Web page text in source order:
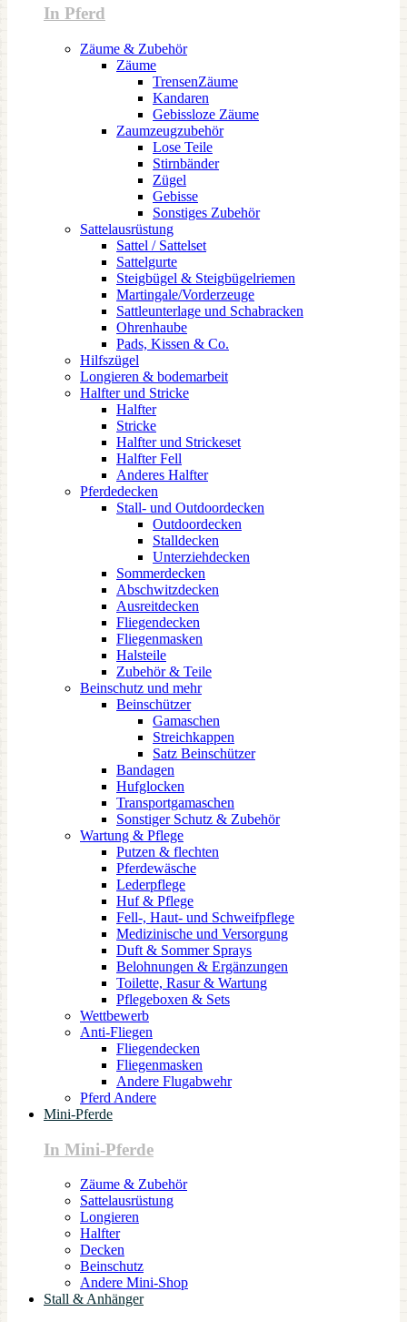
In Pferd
Zäume & Zubehör
Zäume
TrensenZäume
Kandaren
Gebissloze Zäume
Zaumzeugzubehör
Lose Teile
Stirnbänder
Zügel
Gebisse
Sonstiges Zubehör
Sattelausrüstung
Sattel / Sattelset
Sattelgurte
Steigbügel & Steigbügelriemen
Martingale/Vorderzeuge
Sattleunterlage und Schabracken
Ohrenhaube
Pads, Kissen & Co.
Hilfszügel
Longieren & bodemarbeit
Halfter und Stricke
Halfter
Stricke
Halfter und Strickeset
Halfter Fell
Anderes Halfter
Pferdedecken
Stall- und Outdoordecken
Outdoordecken
Stalldecken
Unterziehdecken
Sommerdecken
Abschwitzdecken
Ausreitdecken
Fliegendecken
Fliegenmasken
Halsteile
Zubehör & Teile
Beinschutz und mehr
Beinschützer
Gamaschen
Streichkappen
Satz Beinschützer
Bandagen
Hufglocken
Transportgamaschen
Sonstiger Schutz & Zubehör
Wartung & Pflege
Putzen & flechten
Pferdewäsche
Lederpflege
Huf & Pflege
Fell-, Haut- und Schweifpflege
Medizinische und Versorgung
Duft & Sommer Sprays
Belohnungen & Ergänzungen
Toilette, Rasur & Wartung
Pflegeboxen & Sets
Wettbewerb
Anti-Fliegen
Fliegendecken
Fliegenmasken
Andere Flugabwehr
Pferd Andere
Mini-Pferde
In Mini-Pferde
Zäume & Zubehör
Sattelausrüstung
Longieren
Halfter
Decken
Beinschutz
Andere Mini-Shop
Stall & Anhänger